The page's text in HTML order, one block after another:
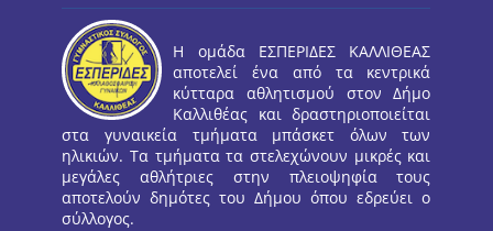
Η ομάδα ΕΣΠΕΡΙΔΕΣ ΚΑΛΛΙΘΕΑΣ
αποτελεί ένα από τα κεντρικά
κύτταρα αθλητισμού στον Δήμο
Καλλιθέας και δραστηριοποιείται
στα γυναικεία τμήματα μπάσκετ όλων των
ηλικιών. Τα τμήματα τα στελεχώνουν μικρές και
μεγάλες αθλήτριες στην πλειοψηφία τους
αποτελούν δημότες του Δήμου όπου εδρεύει ο
σύλλογος.